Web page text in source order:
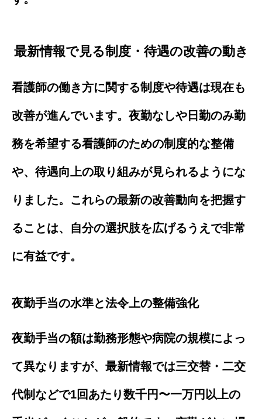
最新情報で見る制度・待遇の改善の動き
看護師の働き方に関する制度や待遇は現在も
改善が進んでいます。夜勤なしや日勤のみ勤
務を希望する看護師のための制度的な整備
や、待遇向上の取り組みが見られるようにな
りました。これらの最新の改善動向を把握す
ることは、自分の選択肢を広げるうえで非常
に有益です。
夜勤手当の水準と法令上の整備強化
夜勤手当の額は勤務形態や病院の規模によっ
て異なりますが、最新情報では三交替・二交
代制などで1回あたり数千円〜一万円以上の